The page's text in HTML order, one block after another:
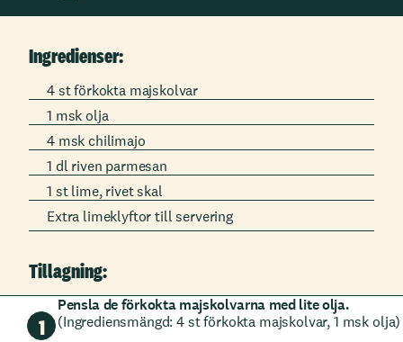
Ingredienser:
4 st förkokta majskolvar
1 msk olja
4 msk chilimajo
1 dl riven parmesan
1 st lime, rivet skal
Extra limeklyftor till servering
Tillagning:
1
Pensla de förkokta majskolvarna med lite olja.
(Ingrediensmängd: 4 st förkokta majskolvar, 1 msk olja)